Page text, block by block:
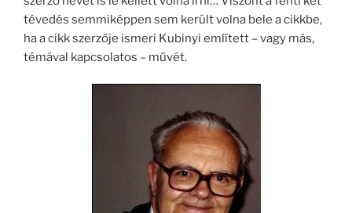
tévedés semmiképpen sem került volna bele a cikkbe,
ha a cikk szerzője ismeri Kubinyi említett – vagy más,
témával kapcsolatos – művét.